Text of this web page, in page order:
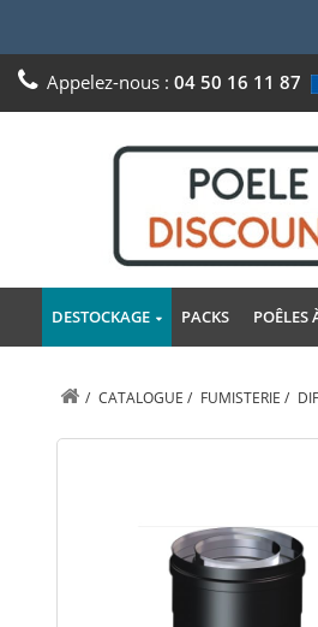
Appelez-nous : 04 50 16 11 87
DESTOCKAGE PACKS POÊLES
/ CATALOGUE / FUMISTERIE /